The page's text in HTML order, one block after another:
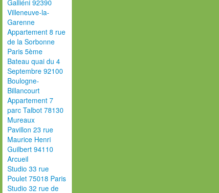
Galliéni 92390
Villeneuve-la-
Garenne
Appartement 8 rue
de la Sorbonne
Paris 5ème
Bateau quai du 4
Septembre 92100
Boulogne-
Billancourt
Appartement 7
parc Talbot 78130
Mureaux
Pavillon 23 rue
Maurice Henri
Guilbert 94110
Arcueil
Studio 33 rue
Poulet 75018 Paris
Studio 32 rue de